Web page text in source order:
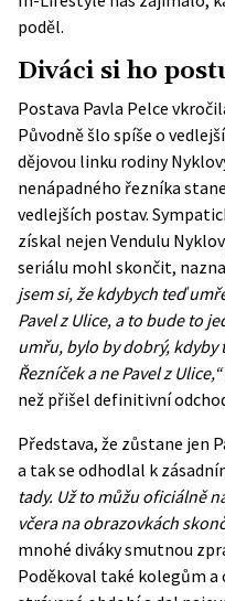
poděl.
Diváci si ho
Postava Pavla Pelce
Původně šlo spíše o
dějovou linku rodiny
nenápadného řezníka
vedlejších postav.
získal nejen Vendulu
seriálu mohl skončit,
jsem si, že kdybych teď
Pavel z Ulice, a to bude to
umřu, bylo by dobrý, kdyby
Řezníček a ne Pavel z Ulice,“
než přišel definitivní
Představa, že zůstane jen
a tak se odhodlal k
tady. Už to můžu oficiálně
včera na obrazovkách
mnohé diváky smutnou
Poděkoval také kolegům a